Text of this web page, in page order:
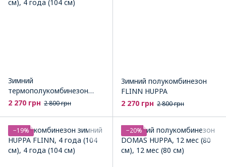
Зимний
термополукомбинезон
FLINN HUPPA
2 270 грн 2 800 грн
Зимний полукомбинезон
FLINN HUPPA
2 270 грн 2 800 грн
−19% −20%